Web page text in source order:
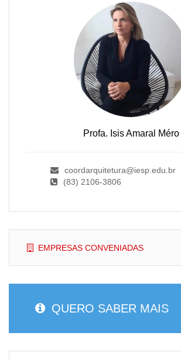
Profa. Isis Amaral Méro
coordarquitetura@iesp.edu.br
(83) 2106-3806
EMPRESAS CONVENIADAS
QUERO SABER MAIS